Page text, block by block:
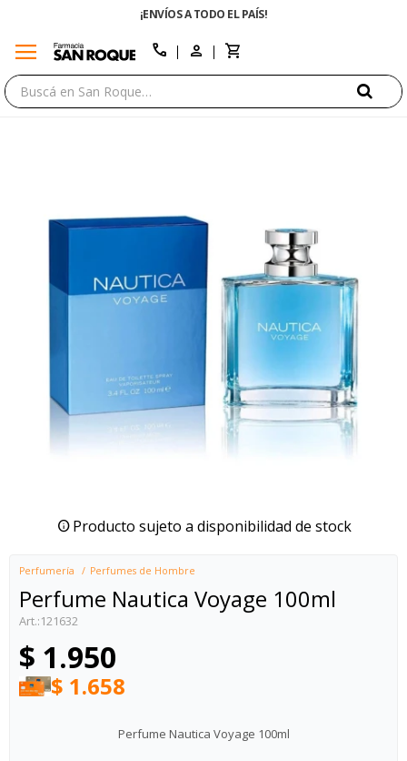
¡ENVÍOS A TODO EL PAÍS!
menu call
Producto sujeto a disponibilidad de stock
Perfumería Perfumes de Hombre
Perfume Nautica Voyage 100ml
121632
$ 1.950
$ 1.658
Perfume Nautica Voyage 100ml
close